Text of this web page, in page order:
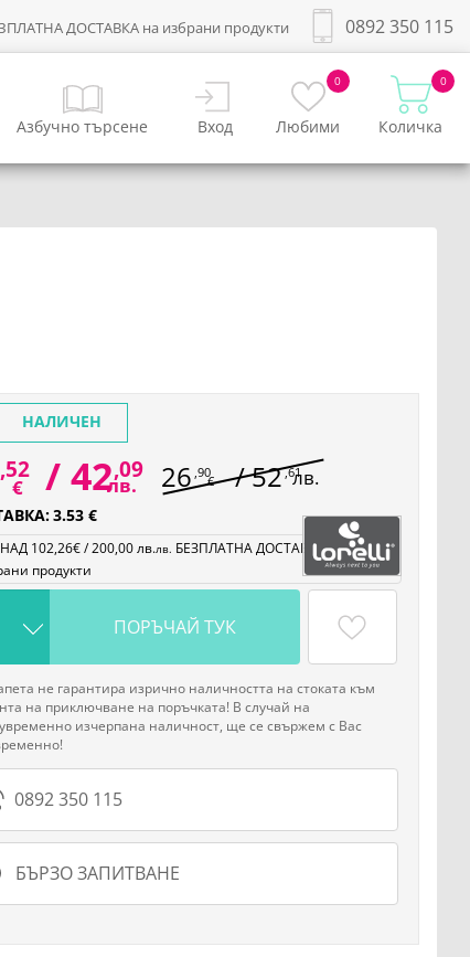
0892 350 115
ДОСТАВКА на избрани продукти
Азбучно търсене Вход
0
Любими
0
Количка
НАЛИЧЕН
,52
€ /42,09
лв. 26,90
€ /52,61лв.
3.53 €
НАД 102,26€/200,00лв.лв. БЕЗПЛАТНА ДОСТАВКА на
продукти
ПОРЪЧАЙ ТУК
не гарантира изрично наличността на стоката към
на приключване на поръчката! В случай на
изчерпана наличност, ще се свържем с Вас
0892 350 115
БЪРЗО ЗАПИТВАНЕ